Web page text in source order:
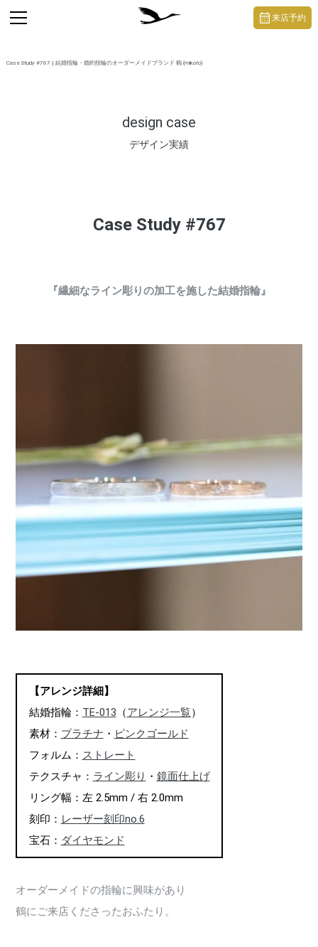
Case Study #767 | 結婚指輪・婚約指輪のオーダーメイドブランド 鶴 (mikoto)
design case
デザイン実績
toggle
navigation
来店予約
Case Study #767
『繊細なライン彫りの加工を施した結婚指輪』
【アレンジ詳細】
結婚指輪： TE-013 （アレンジ一覧）
素材： プラチナ ・ ピンクゴールド
フォルム： ストレート
テクスチャ： ライン彫り ・ 鏡面仕上げ
リング幅：左 2.5mm / 右 2.0mm
刻印： レーザー刻印no.6
宝石： ダイヤモンド
オーダーメイドの指輪に興味があり
鶴にご来店くださったおふたり。